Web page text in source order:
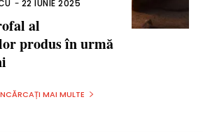
- 22 IUNIE 2025
al
produs în urmă
MAI MULTE